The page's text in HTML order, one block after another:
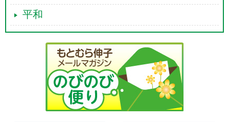
○本村伸子
補正予算も組んだというお話ですけれども、医療、介護、障害福祉、全
ての労働者が賃上げできるかどうか、また、全産業並みに上がるかどう
か、このことが問われているというふうに思います。
医療、福祉の分野は、女性が大変多く働いている現場です。ケア労働者
の賃上げというのは、男女の賃金格差の是正にも必要なことで、そして
有効だというふうに思いますけれども、大臣の認識を伺いたいと思いま
○福岡国務大臣
平和